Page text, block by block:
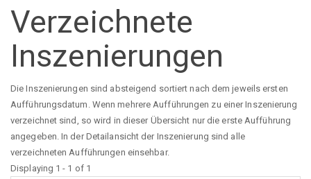
Verzeichnete
Inszenierungen
Die Inszenierungen sind absteigend sortiert nach dem jeweils ersten
Aufführungsdatum. Wenn mehrere Aufführungen zu einer Inszenierung
verzeichnet sind, so wird in dieser Übersicht nur die erste Aufführung
angegeben. In der Detailansicht der Inszenierung sind alle
verzeichneten Aufführungen einsehbar.
Displaying 1 - 1 of 1